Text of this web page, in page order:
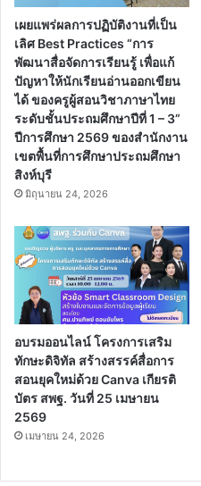
เผยแพร่ผลการปฏิบัติงานที่เป็น
เลิศ Best Practices “การ
พัฒนาสื่อจัดการเรียนรู้ เพื่อแก้
ปัญหาให้นักเรียนอ่านออกเขียน
ได้ ของครูผู้สอนวิชาภาษาไทย
ระดับชั้นประถมศึกษาปีที่ 1 – 3”
ปีการศึกษา 2569 ของสำนักงาน
เขตพื้นที่การศึกษาประถมศึกษา
สิงห์บุรี
มิถุนายน 24, 2026
อบรมออนไลน์ โครงการเสริม
ทักษะดิจิทัล สร้างสรรค์สื่อการ
สอนยุคใหม่ด้วย Canva เกียรติ
บัตร สพฐ. วันที่ 25 เมษายน
2569
เมษายน 24, 2026